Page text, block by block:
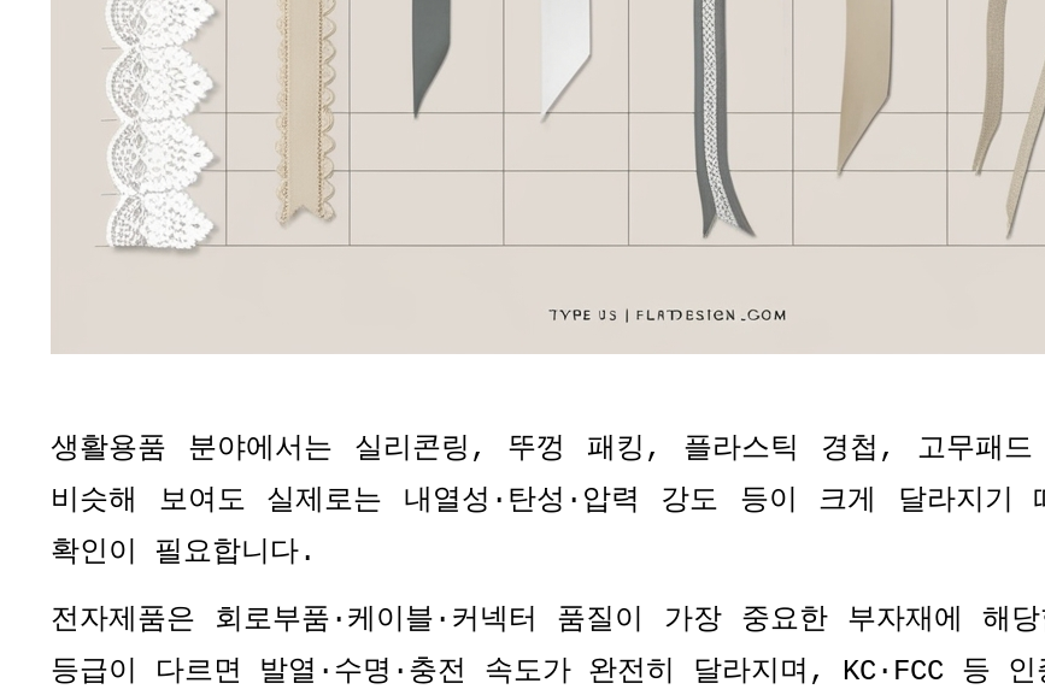
생활용품 분야에서는 실리콘링 , 뚜껑 패킹 , 플라스틱 경첩 , 고무패
비슷해 보여도 실제로는 내열성 · 탄성 · 압력 강도 등이 크게 달라지기
확인이 필요합니다.
전자제품은 회로부품 · 케이블 · 커넥터 품질이 가장 중요한 부자재에 해당
등급이 다르면 발열 · 수명 · 충전 속도가 완전히 달라지며 , KC·FCC 등 인